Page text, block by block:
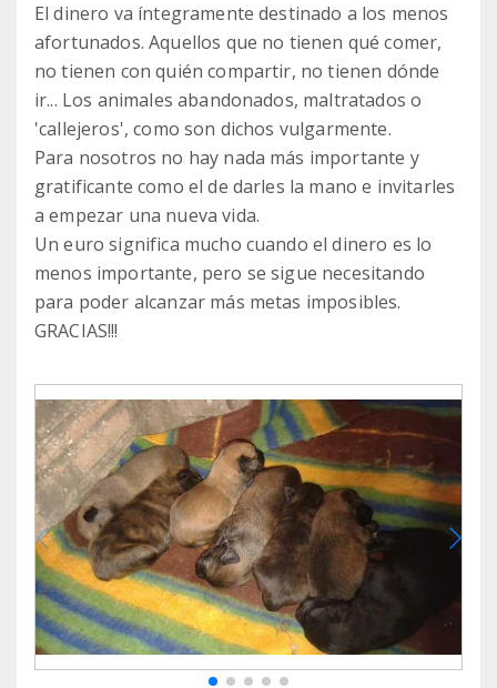
El dinero va íntegramente destinado a los menos
afortunados. Aquellos que no tienen qué comer,
no tienen con quién compartir, no tienen dónde
ir... Los animales abandonados, maltratados o
'callejeros', como son dichos vulgarmente.
Para nosotros no hay nada más importante y
gratificante como el de darles la mano e invitarles
a empezar una nueva vida.
Un euro significa mucho cuando el dinero es lo
menos importante, pero se sigue necesitando
para poder alcanzar más metas imposibles.